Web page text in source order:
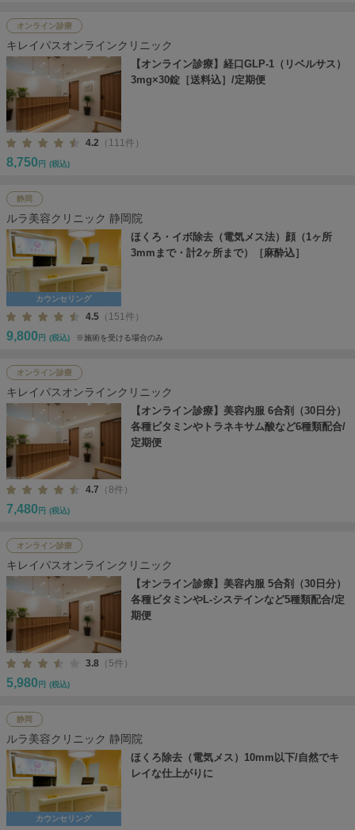
オンライン診療
キレイパスオンラインクリニック
【オンライン診療】経口GLP-1（リベルサス）
3mg×30錠［送料込］/定期便
4.2 （111件）
8,750 円 (税込)
静岡
ルラ美容クリニック 静岡院
カウンセリング
ほくろ・イボ除去（電気メス法）顔（1ヶ所
3mmまで・計2ヶ所まで）［麻酔込］
4.5 （151件）
9,800 円 (税込) ※施術を受ける場合のみ
オンライン診療
キレイパスオンラインクリニック
【オンライン診療】美容内服 6合剤（30日分）
各種ビタミンやトラネキサム酸など6種類配合/
定期便
4.7 （8件）
7,480 円 (税込)
オンライン診療
キレイパスオンラインクリニック
【オンライン診療】美容内服 5合剤（30日分）
各種ビタミンやL-システインなど5種類配合/定
期便
3.8 （5件）
5,980 円 (税込)
静岡
ルラ美容クリニック 静岡院
カウンセリング
ほくろ除去（電気メス）10mm以下/自然でキ
レイな仕上がりに